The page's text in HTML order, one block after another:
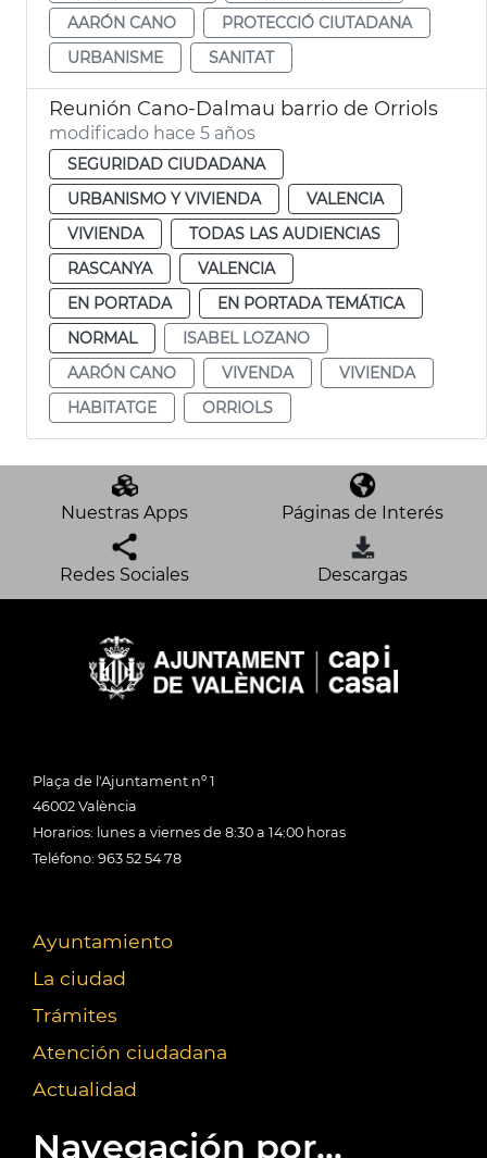
AARÓN CANO
PROTECCIÓ CIUTADANA
URBANISME
SANITAT
Reunión Cano-Dalmau barrio de Orriols
modificado hace 5 años
SEGURIDAD CIUDADANA
URBANISMO Y VIVIENDA
VALENCIA
VIVIENDA
TODAS LAS AUDIENCIAS
RASCANYA
VALENCIA
EN PORTADA
EN PORTADA TEMÁTICA
NORMAL
ISABEL LOZANO
AARÓN CANO
VIVENDA
VIVIENDA
HABITATGE
ORRIOLS
Nuestras Apps Páginas de Interés
Redes Sociales Descargas
Plaça de l'Ajuntament nº 1
46002 València
Horarios: lunes a viernes de 8:30 a 14:00 horas
Teléfono: 963 52 54 78
Ayuntamiento
La ciudad
Trámites
Atención ciudadana
Actualidad
Navegación por...